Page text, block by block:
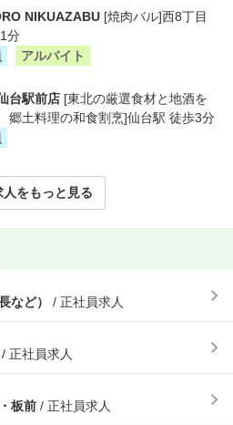
NIKUAZABU [焼肉バル]西8丁目
分
アルバイト
台駅前店 [東北の厳選食材と地酒を
郷土料理の和食割烹]仙台駅 徒歩3分
人をもっと見る
など） / 正社員求人
/ 正社員求人
板前 / 正社員求人